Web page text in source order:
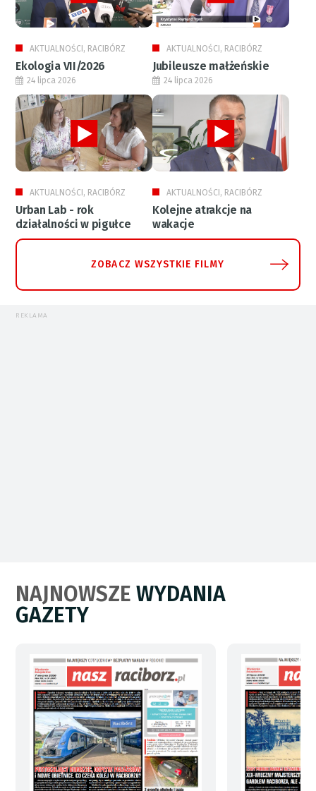
AKTUALNOŚCI, RACIBÓRZ
Ekologia VII/2026
AKTUALNOŚCI, RACIBÓRZ
Jubileusze małżeńskie
24 lipca 2026
AKTUALNOŚCI, RACIBÓRZ
Urban Lab - rok
działalności w pigułce
24 lipca 2026
AKTUALNOŚCI, RACIBÓRZ
Kolejne atrakcje na
wakacje
ZOBACZ WSZYSTKIE FILMY
REKLAMA
NAJNOWSZEWYDANIA
GAZETY